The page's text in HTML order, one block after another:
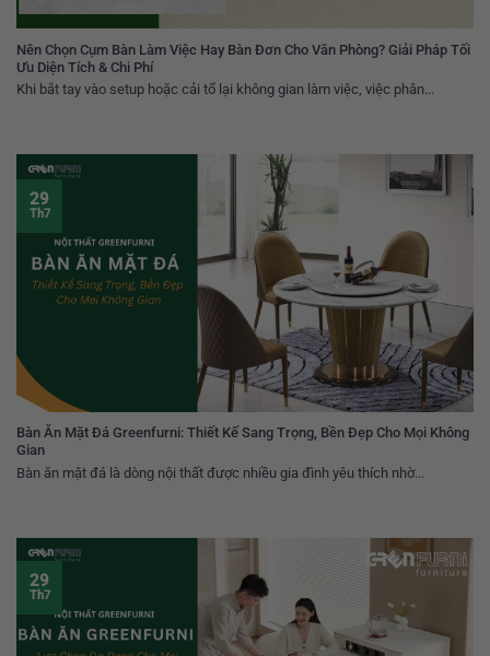
Nên Chọn Cụm Bàn Làm Việc Hay Bàn Đơn Cho Văn Phòng? Giải Pháp Tối
Ưu Diện Tích & Chi Phí
Khi bắt tay vào setup hoặc cải tổ lại không gian làm việc, việc phân...
Bàn Ăn Mặt Đá Greenfurni: Thiết Kế Sang Trọng, Bền Đẹp Cho Mọi Không
Gian
Bàn ăn mặt đá là dòng nội thất được nhiều gia đình yêu thích nhờ...
29
Th7
29
Th7